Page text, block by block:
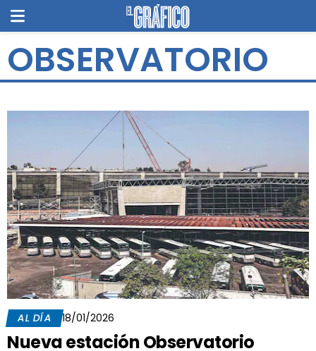
OBSERVATORIO
AL DÍA 18/01/2026
Nueva estación Observatorio